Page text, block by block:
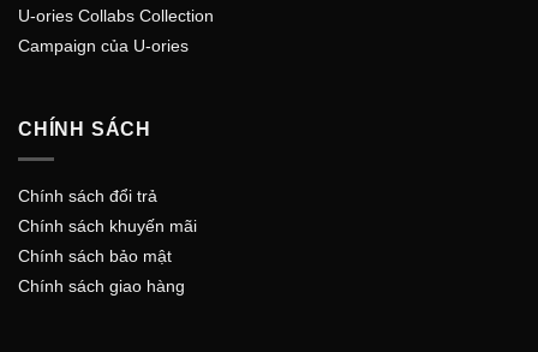
U-ories Collabs Collection
Campaign của U-ories
CHÍNH SÁCH
Chính sách đổi trả
Chính sách khuyến mãi
Chính sách bảo mật
Chính sách giao hàng